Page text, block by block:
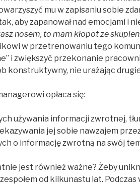
mu w zapisaniu sobie
aby zapanował nad emocjami i nie
nosem, to mam kłopot ze
w przetrenowaniu tego
i zwiększyć przekonanie
konstruktywny, nie urażając
opłaca się:
używania informacji zwrotnej,
jej sobie nawzajem
o informację zwrotną na swój
jest również ważne? Żeby
od kilkunastu lat.